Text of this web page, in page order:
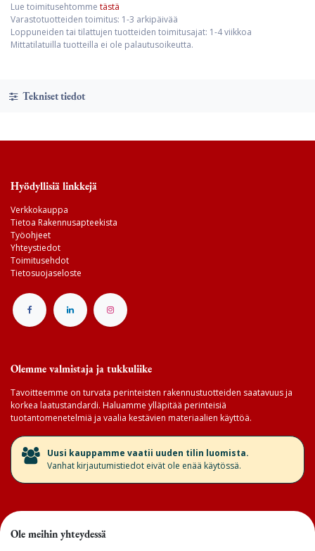
Lue toimitusehtomme tästä
Varastotuotteiden toimitus: 1-3 arkipäivää
Loppuneiden tai tilattujen tuotteiden toimitusajat: 1-4 viikkoa
Mittatilatuilla tuotteilla ei ole palautusoikeutta.
Tekniset tiedot
Hyödyllisiä linkkejä
Verkkokauppa
Tietoa Rakennusapteekista
Työohjeet
Yhteystiedot
Toimitusehdot
Tietosuojaseloste
Olemme valmistaja ja tukkuliike
Tavoitteemme on turvata perinteisten rakennustuotteiden saatavuus ja
korkea laatustandardi. Haluamme ylläpitää perinteisiä
tuotantomenetelmiä ja vaalia kestävien materiaalien käyttöä.
​Uusi kauppamme vaatii uuden tilin luomista.
Vanhat kirjautumistiedot eivät ole enää käytössä.
Ole meihin yhteydessä